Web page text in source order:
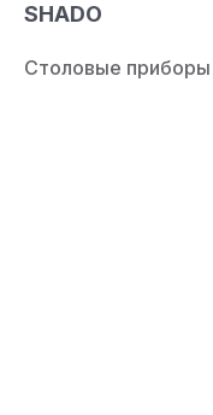
SHADO
Столовые